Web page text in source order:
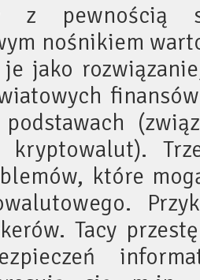
z
nośnikiem
jako
kryptowalut).
które
Tacy